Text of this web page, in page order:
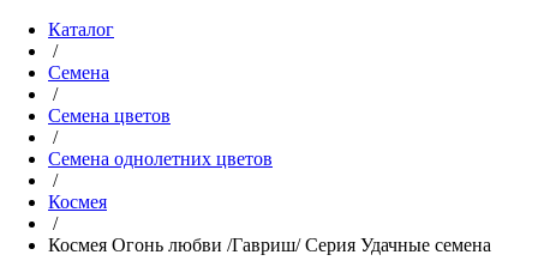
Каталог
/
Семена
/
Семена цветов
/
Семена однолетних цветов
/
Космея
/
Космея Огонь любви /Гавриш/ Серия Удачные семена